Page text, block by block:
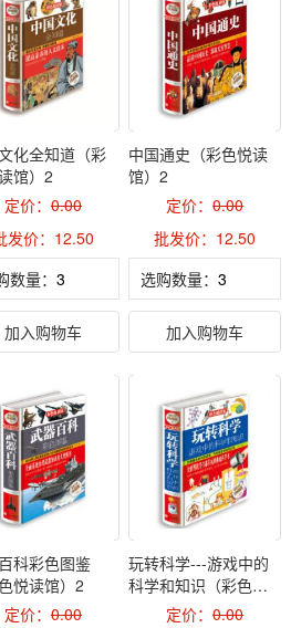
化全知道（彩
馆）2
定价： 0.00
发价：12.50
数量：
加入购物车
中国通史（彩色悦读
馆）2
定价：0.00
批发价：12.50
选购数量：
加入购物车
科彩色图鉴
色悦读馆）2
定价： 0.00
玩转科学---游戏中的
科学和知识（彩色悦
读馆）2定价：0.00